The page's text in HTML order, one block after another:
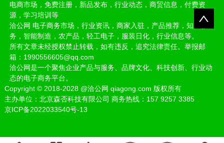
电商市场，免费注册，新品发布，行业动态，商贸信息，付费资
源，学习培训等
洽公网 电子商务市场，行业资讯，商家入驻，产品推荐，知产服
务，智能制造，农产品，轻工电子，服装日化，行业信息等。
所有文章未经授权禁止转载，如有违反，追究法律责任。举报邮
箱：1990556605@qq.com
洽公网是一个聚焦企业产品与服务、品牌文化、科技创新、行业动
态的电子商务平台。
Copyright ©2018-2028 @洽公网 qiagong.com 版权所有
主办单位：北京森否科技有限公司 商务热线：157 9257 3385
京ICP备2022033540号-13